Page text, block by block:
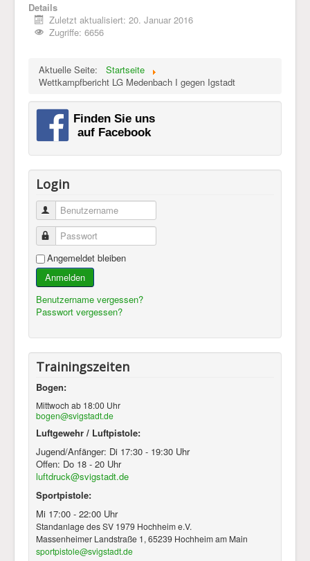
Details
Zuletzt aktualisiert: 20. Januar 2016
Zugriffe: 6656
Aktuelle Seite:
Startseite
Wettkampfbericht LG Medenbach I gegen Igstadt
Login
Benutzername
Passwort
Angemeldet bleiben
Anmelden
Benutzername vergessen?
Passwort vergessen?
Trainingszeiten
Bogen:
Mittwoch ab 18:00 Uhr
bogen@svigstadt.de
Luftgewehr / Luftpistole:
Jugend/Anfänger: Di 17:30 - 19:30 Uhr
Offen: Do 18 - 20 Uhr
luftdruck@svigstadt.de
Sportpistole:
Mi 17:00 - 22:00 Uhr
Standanlage des SV 1979 Hochheim e.V.
Massenheimer Landstraße 1, 65239 Hochheim am Main
sportpistole@svigstadt.de